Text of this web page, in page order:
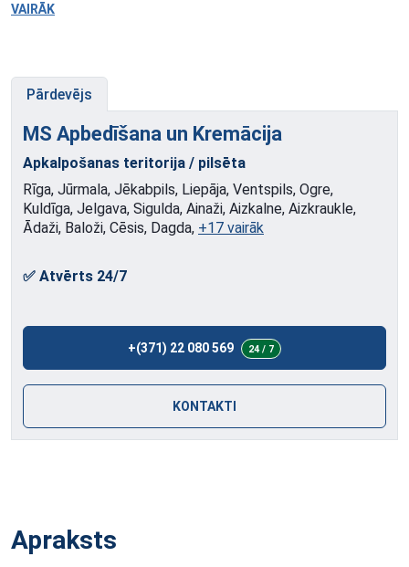
VAIRĀK
Pārdevējs
MS Apbedīšana un Kremācija
Apkalpošanas teritorija / pilsēta
Rīga, Jūrmala, Jēkabpils, Liepāja, Ventspils, Ogre,
Kuldīga, Jelgava, Sigulda, Ainaži, Aizkalne, Aizkraukle,
Ādaži, Baloži, Cēsis, Dagda, +17 vairāk
✅ Atvērts 24/7
+(371) 22 080 569 24 / 7
KONTAKTI
Apraksts